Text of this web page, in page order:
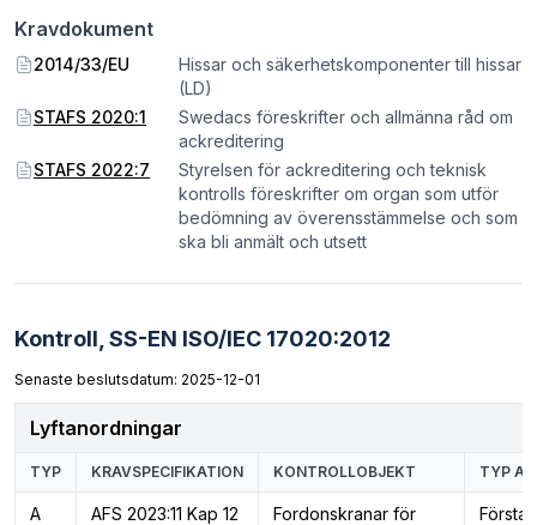
Kravdokument
2014/33/EU
Hissar och säkerhetskomponenter till hissar
(LD)
STAFS 2020:1
Swedacs föreskrifter och allmänna råd om
ackreditering
STAFS 2022:7
Styrelsen för ackreditering och teknisk
kontrolls föreskrifter om organ som utför
bedömning av överensstämmelse och som
ska bli anmält och utsett
Kontroll, SS-EN ISO/IEC 17020:2012
Senaste beslutsdatum: 2025-12-01
Lyftanordningar
TYP KRAVSPECIFIKATION KONTROLLOBJEKT TYP
A AFS 2023:11 Kap 12
Fordonskranar för
Första